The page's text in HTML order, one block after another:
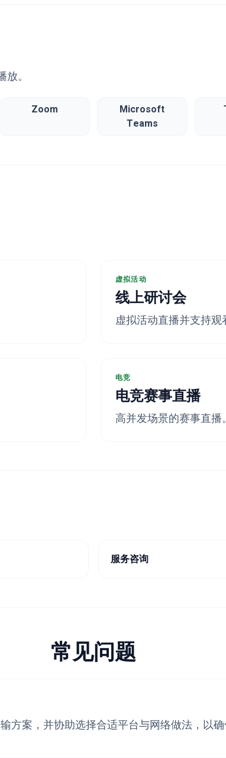
。
Zoom
Microsoft
Teams
虚拟活动
线上研讨会
虚拟活动直播并支持
电竞
电竞赛事直播
高并发场景的赛事直播
服务咨询
常见问题
方案，并协助选择合适平台与网络做法，以